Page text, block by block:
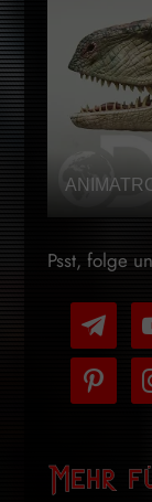
Psst, folge
telegram
pinterest
Mehr